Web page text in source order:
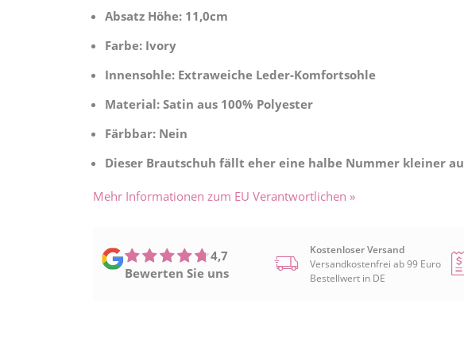
Absatz Höhe: 11,0cm
Farbe: Ivory
Innensohle: Extraweiche Leder-Komfortsohle
Material: Satin aus 100% Polyester
Färbbar: Nein
Dieser Brautschuh fällt eher eine halbe Nummer kleiner
Mehr Informationen zum EU Verantwortlichen »
4,7
Bewerten Sie uns
Kostenloser Versand
Versandkostenfrei ab 99 Euro
Bestellwert in DE